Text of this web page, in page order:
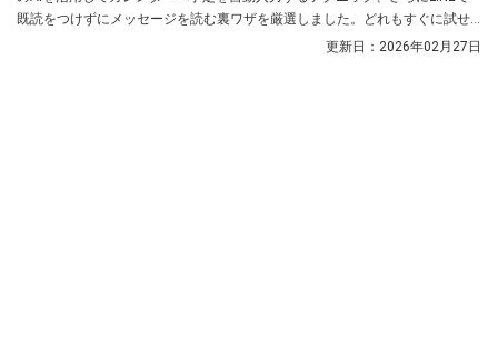
既読をつけずにメッセージを読む裏ワザを厳選しました。どれもすぐに試せ
るものばかりです！ ぜひ今日の操作から取り入れてみてください。
更新日： 2026年02月27日